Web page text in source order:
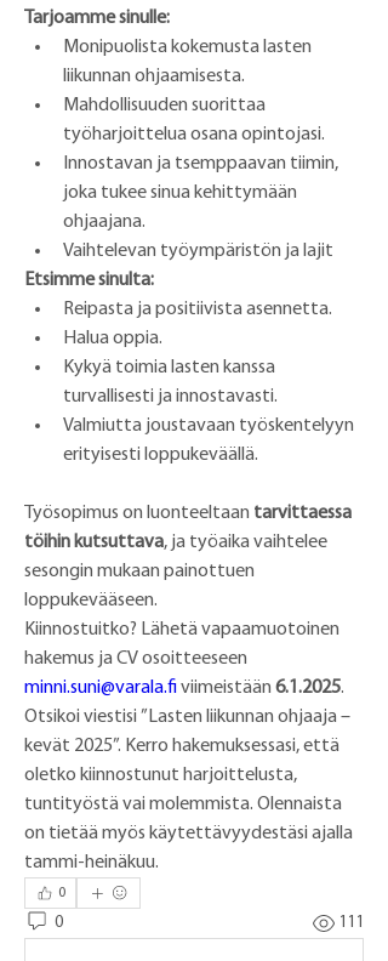
Tarjoamme sinulle:
Monipuolista kokemusta lasten
liikunnan ohjaamisesta.
Mahdollisuuden suorittaa
työharjoittelua osana opintojasi.
Innostavan ja tsemppaavan tiimin,
joka tukee sinua kehittymään
ohjaajana.
Vaihtelevan työympäristön ja lajit
Etsimme sinulta:
Reipasta ja positiivista asennetta.
Halua oppia.
Kykyä toimia lasten kanssa
turvallisesti ja innostavasti.
Valmiutta joustavaan työskentelyyn
erityisesti loppukeväällä.
Työsopimus on luonteeltaan tarvittaessa
töihin kutsuttava, ja työaika vaihtelee
sesongin mukaan painottuen
loppukevääseen.
Kiinnostuitko? Lähetä vapaamuotoinen
minni.suni@varala.fi viimeistään 6.1.2025.
Otsikoi viestisi ”Lasten liikunnan ohjaaja –
kevät 2025”. Kerro hakemuksessasi, että
oletko kiinnostunut harjoittelusta,
tuntityöstä vai molemmista. Olennaista
on tietää myös käytettävyydestäsi ajalla
tammi-heinäkuu.
0
0 111